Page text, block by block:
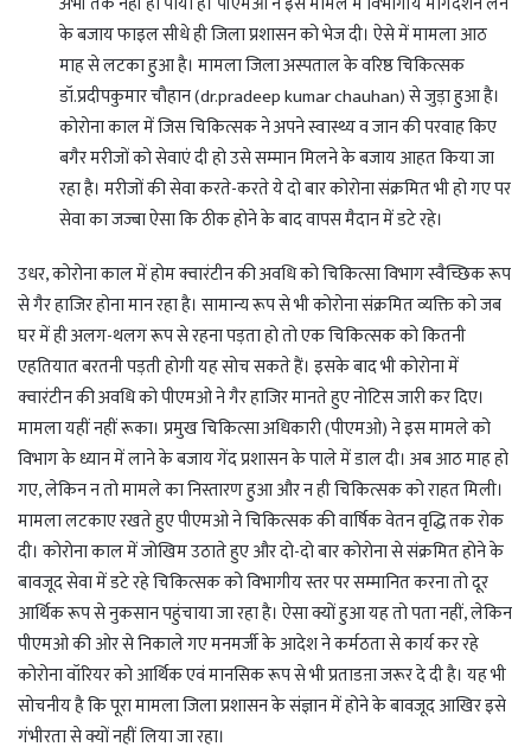
के बजाय फाइल सीधे ही जिला प्रशासन को भेज दी। ऐसे में मामला आठ
माह से लटका हुआ है। मामला जिला अस्पताल के वरिष्ठ चिकित्सक
डॉ.प्रदीपकुमार चौहान (dr.pradeep kumar chauhan) से जुड़ा हुआ है।
कोरोना काल में जिस चिकित्सक ने अपने स्वास्थ्य व जान की परवाह किए
बगैर मरीजों को सेवाएं दी हो उसे सम्मान मिलने के बजाय आहत किया जा
रहा है। मरीजों की सेवा करते-करते ये दो बार कोरोना संक्रमित भी हो गए पर
सेवा का जज्बा ऐसा कि ठीक होने के बाद वापस मैदान में डटे रहे।
उधर, कोरोना काल में होम क्वारंटीन की अवधि को चिकित्सा विभाग स्वैच्छिक रूप
से गैर हाजिर होना मान रहा है। सामान्य रूप से भी कोरोना संक्रमित व्यक्ति को जब
घर में ही अलग-थलग रूप से रहना पड़ता हो तो एक चिकित्सक को कितनी
एहतियात बरतनी पड़ती होगी यह सोच सकते हैं। इसके बाद भी कोरोना में
क्वारंटीन की अवधि को पीएमओ ने गैर हाजिर मानते हुए नोटिस जारी कर दिए।
मामला यहीं नहीं रूका। प्रमुख चिकित्सा अधिकारी (पीएमओ) ने इस मामले को
विभाग के ध्यान में लाने के बजाय गेंद प्रशासन के पाले में डाल दी। अब आठ माह हो
गए, लेकिन न तो मामले का निस्तारण हुआ और न ही चिकित्सक को राहत मिली।
मामला लटकाए रखते हुए पीएमओ ने चिकित्सक की वार्षिक वेतन वृद्धि तक रोक
दी। कोरोना काल में जोखिम उठाते हुए और दो-दो बार कोरोना से संक्रमित होने के
बावजूद सेवा में डटे रहे चिकित्सक को विभागीय स्तर पर सम्मानित करना तो दूर
आर्थिक रूप से नुकसान पहुंचाया जा रहा है। ऐसा क्यों हुआ यह तो पता नहीं, लेकिन
पीएमओ की ओर से निकाले गए मनमर्जी के आदेश ने कर्मठता से कार्य कर रहे
कोरोना वॉरियर को आर्थिक एवं मानसिक रूप से भी प्रताडऩा जरूर दे दी है। यह भी
सोचनीय है कि पूरा मामला जिला प्रशासन के संज्ञान में होने के बावजूद आखिर इसे
गंभीरता से क्यों नहीं लिया जा रहा।